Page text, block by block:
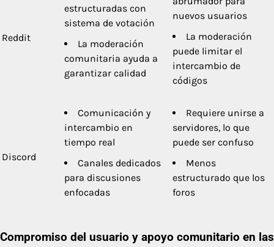
Reddit
estructuradas con
sistema de votación
La moderación
comunitaria ayuda a
garantizar calidad
nuevos usuarios
La moderación
puede limitar el
intercambio de
códigos
Discord
Comunicación y
intercambio en
tiempo real
Canales dedicados
para discusiones
enfocadas
Requiere unirse a
servidores, lo que
puede ser confuso
Menos
estructurado que los
foros
Compromiso del usuario y apoyo comunitario en las